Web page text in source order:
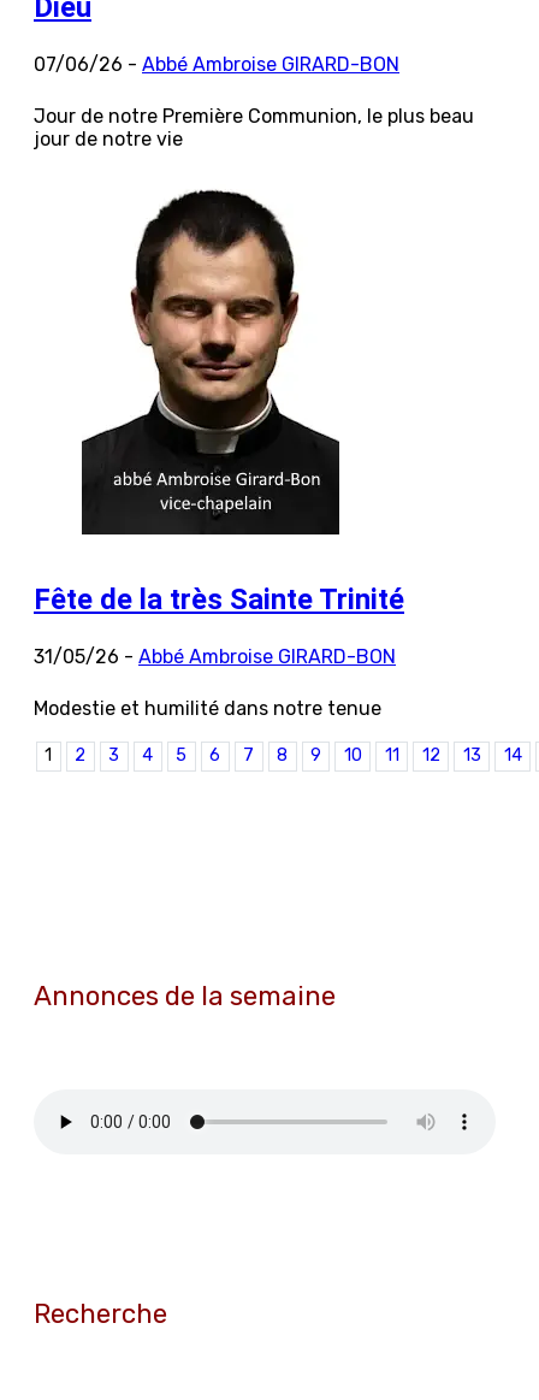
Dieu
07/06/26 - Abbé Ambroise GIRARD-BON
Jour de notre Première Communion, le plus beau
jour de notre vie
Fête de la très Sainte Trinité
31/05/26 - Abbé Ambroise GIRARD-BON
Modestie et humilité dans notre tenue
1 2 3 4 5 6 7 8 9 10 11 12 13 14
Annonces de la semaine
Recherche